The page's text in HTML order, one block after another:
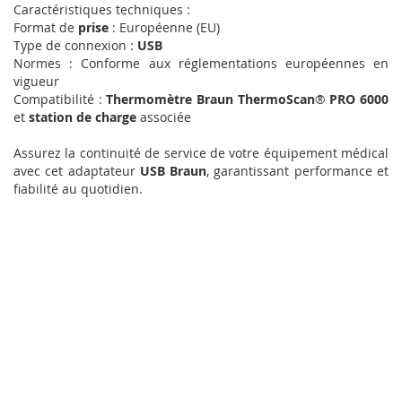
Caractéristiques techniques :
Format de prise : Européenne (EU)
Type de connexion : USB
Normes : Conforme aux réglementations européennes en
vigueur
Compatibilité :Thermomètre Braun ThermoScan® PRO 6000
et station de charge associée
Assurez la continuité de service de votre équipement médical
avec cet adaptateur USB Braun, garantissant performance et
fiabilité au quotidien.